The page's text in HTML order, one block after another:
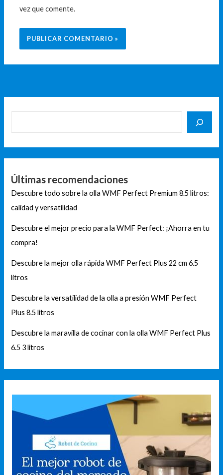
vez que comente.
Últimas recomendaciones
Descubre todo sobre la olla WMF Perfect Premium 8.5 litros:
calidad y versatilidad
Descubre el mejor precio para la WMF Perfect: ¡Ahorra en tu
compra!
Descubre la mejor olla rápida WMF Perfect Plus 22 cm 6.5
litros
Descubre la versatilidad de la olla a presión WMF Perfect
Plus 8.5 litros
Descubre la maravilla de cocinar con la olla WMF Perfect Plus
6.5 3 litros